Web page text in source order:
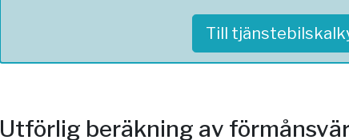
Till
Utförlig beräkning av